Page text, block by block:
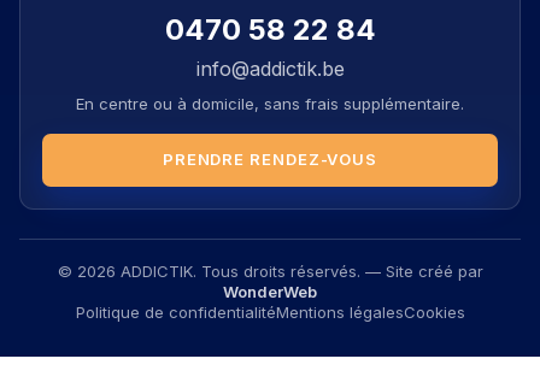
0470 58 22 84
info@addictik.be
En centre ou à domicile, sans frais supplémentaire.
PRENDRE RENDEZ-VOUS
© 2026 ADDICTIK. Tous droits réservés. — Site créé par
WonderWeb
Politique de confidentialitéMentions légalesCookies